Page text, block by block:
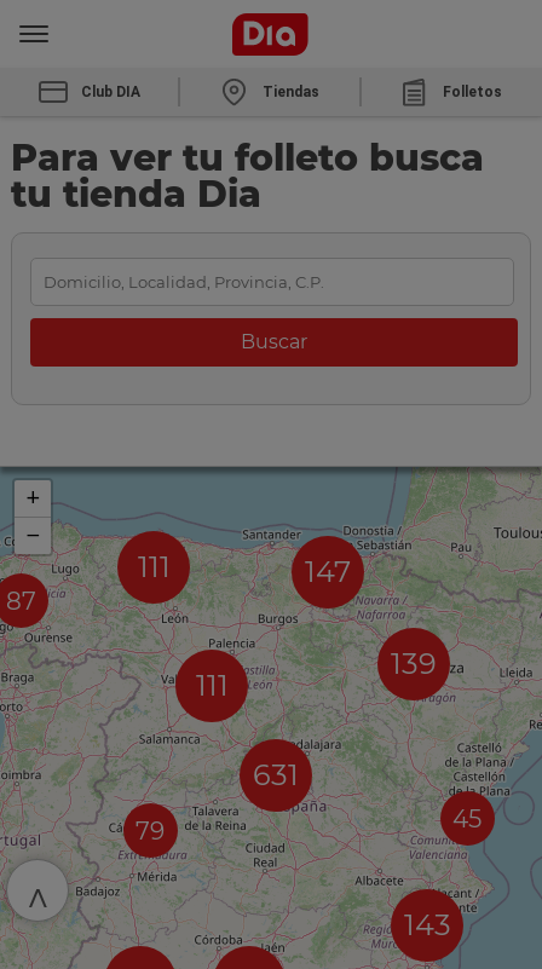
Club DIA Tiendas Folletos
Para ver tu folleto busca
tu tienda Dia
87
111 147
111
79
631
139
45
143
+
−
^